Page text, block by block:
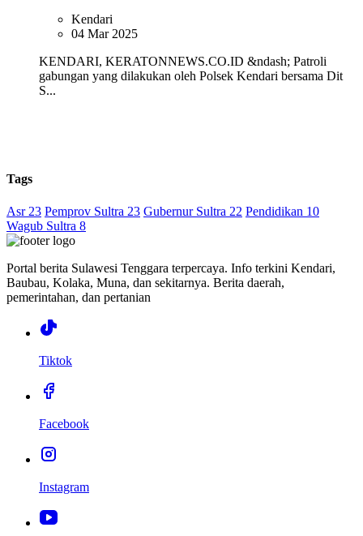
Kendari
04 Mar 2025
KENDARI, KERATONNEWS.CO.ID &ndash; Patroli
gabungan yang dilakukan oleh Polsek Kendari bersama Dit
S...
Tags
Asr 23 Pemprov Sultra 23 Gubernur Sultra 22 Pendidikan 10
Wagub Sultra 8
Portal berita Sulawesi Tenggara terpercaya. Info terkini Kendari,
Baubau, Kolaka, Muna, dan sekitarnya. Berita daerah,
pemerintahan, dan pertanian
Tiktok
Facebook
Instagram